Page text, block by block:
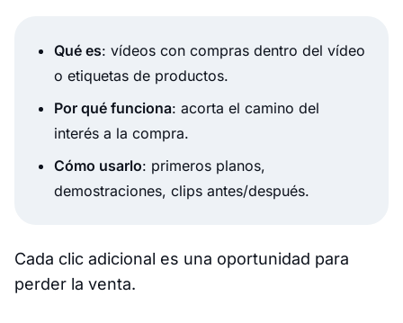
Qué es: vídeos con compras dentro del vídeo
o etiquetas de productos.
Por qué funciona: acorta el camino del
interés a la compra.
Cómo usarlo: primeros planos,
demostraciones, clips antes/después.
Cada clic adicional es una oportunidad para
perder la venta.